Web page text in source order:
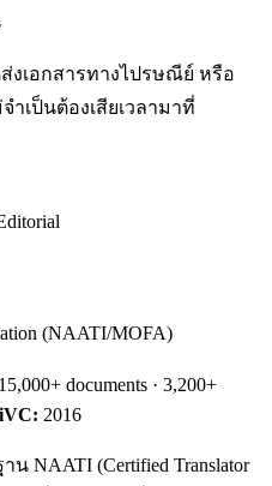
งเอกสารทางไปรษณีย์ หรือ
ำเป็นต้องเสียเวลามาที่
(NAATI/MOFA)
15,000+ documents · 3,200+
2016
NAATI (Certified Translator